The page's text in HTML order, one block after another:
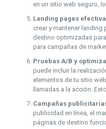
en un sitio web seguro,
Landing pages
crear y mantener
destino optimizadas
para campañas de
Pruebas A/B y
puede incluir la
elementos de tu sitio
llamadas a la acción.
Campañas
publicidad en línea, el
páginas de destino